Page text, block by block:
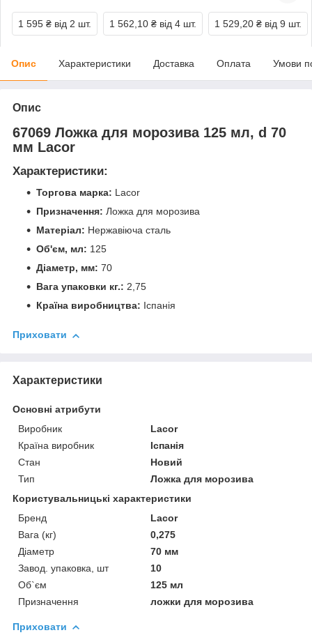
1 595 ₴ від 2 шт. 1 562,10 ₴ від 4 шт. 1 529,20 ₴ від 9 шт.
Опис Характеристики Доставка Оплата Умови
Опис
67069 Ложка для морозива 125 мл, d 70
мм Lacor
Характеристики:
Торгова марка: Lacor
Призначення: Ложка для морозива
Матеріал: Нержавіюча сталь
Об'єм, мл: 125
Діаметр, мм: 70
Вага упаковки кг.: 2,75
Країна виробництва: Іспанія
Приховати
Характеристики
Основні атрибути
Виробник
Lacor
Країна виробник
Іспанія
Стан
Новий
Тип
Ложка для морозива
Користувальницькі характеристики
Бренд
Lacor
Вага (кг)
0,275
Діаметр
70 мм
Завод. упаковка, шт
10
Об`єм
125 мл
Призначення
ложки для морозива
Приховати